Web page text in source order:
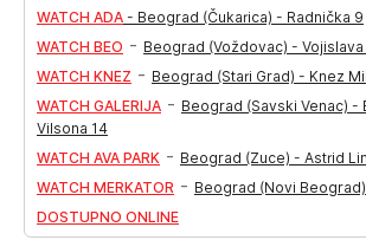
WATCH ADA - Beograd (Čukarica) - Radnička 9
WATCH BEO - Beograd (Voždovac) - Vojislava
WATCH KNEZ - Beograd (Stari Grad) - Knez
WATCH GALERIJA - Beograd (Savski Venac) -
Vilsona 14
WATCH AVA PARK - Beograd (Zuce) - Astrid
WATCH MERKATOR - Beograd (Novi Beograd)
DOSTUPNO ONLINE